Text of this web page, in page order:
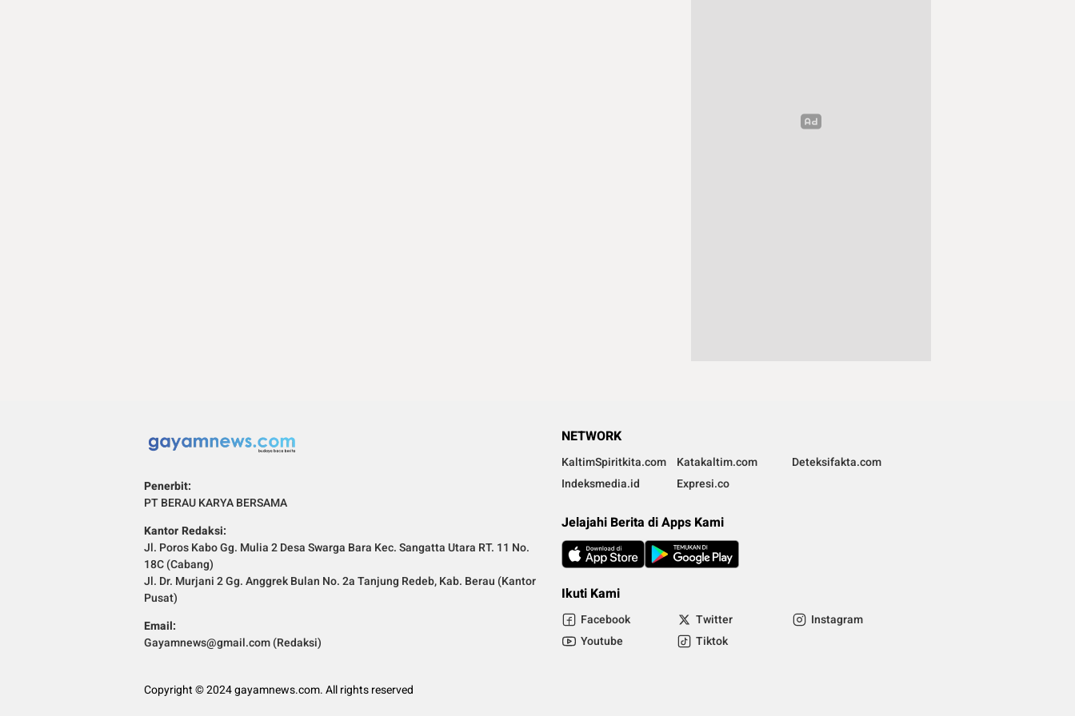
Penerbit:
PT BERAU KARYA BERSAMA
Kantor Redaksi:
Jl. Poros Kabo Gg. Mulia 2 Desa Swarga Bara Kec. Sangatta Utara RT. 11 No.
18C (Cabang)
Jl. Dr. Murjani 2 Gg. Anggrek Bulan No. 2a Tanjung Redeb, Kab. Berau (Kantor
Pusat)
Email:
Gayamnews@gmail.com (Redaksi)
NETWORK
KaltimSpiritkita.com Katakaltim.com
Deteksifakta.com
Indeksmedia.id
Expresi.co
Jelajahi Berita di Apps Kami
Ikuti Kami
Facebook Twitter
Instagram
Youtube
Tiktok
Copyright © 2024 gayamnews.com. All rights reserved